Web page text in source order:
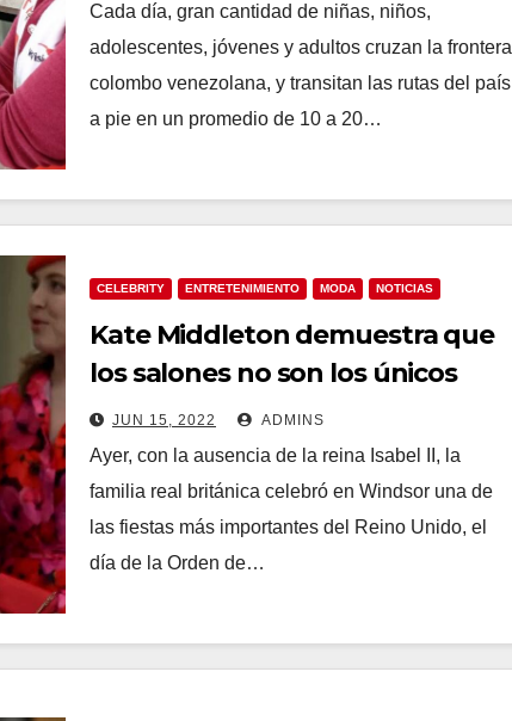
Cada día, gran cantidad de niñas, niños,
adolescentes, jóvenes y adultos cruzan la frontera
colombo venezolana, y transitan las rutas del país
a pie en un promedio de 10 a 20…
CELEBRITY ENTRETENIMIENTO MODA NOTICIAS
Kate Middleton demuestra que
los salones no son los únicos
zapatos elegantes de la
temporada
JUN 15, 2022 ADMINS
Ayer, con la ausencia de la reina Isabel II, la
familia real británica celebró en Windsor una de
las fiestas más importantes del Reino Unido, el
día de la Orden de…